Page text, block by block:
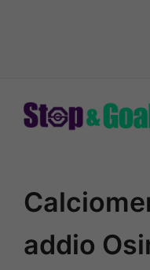
addio